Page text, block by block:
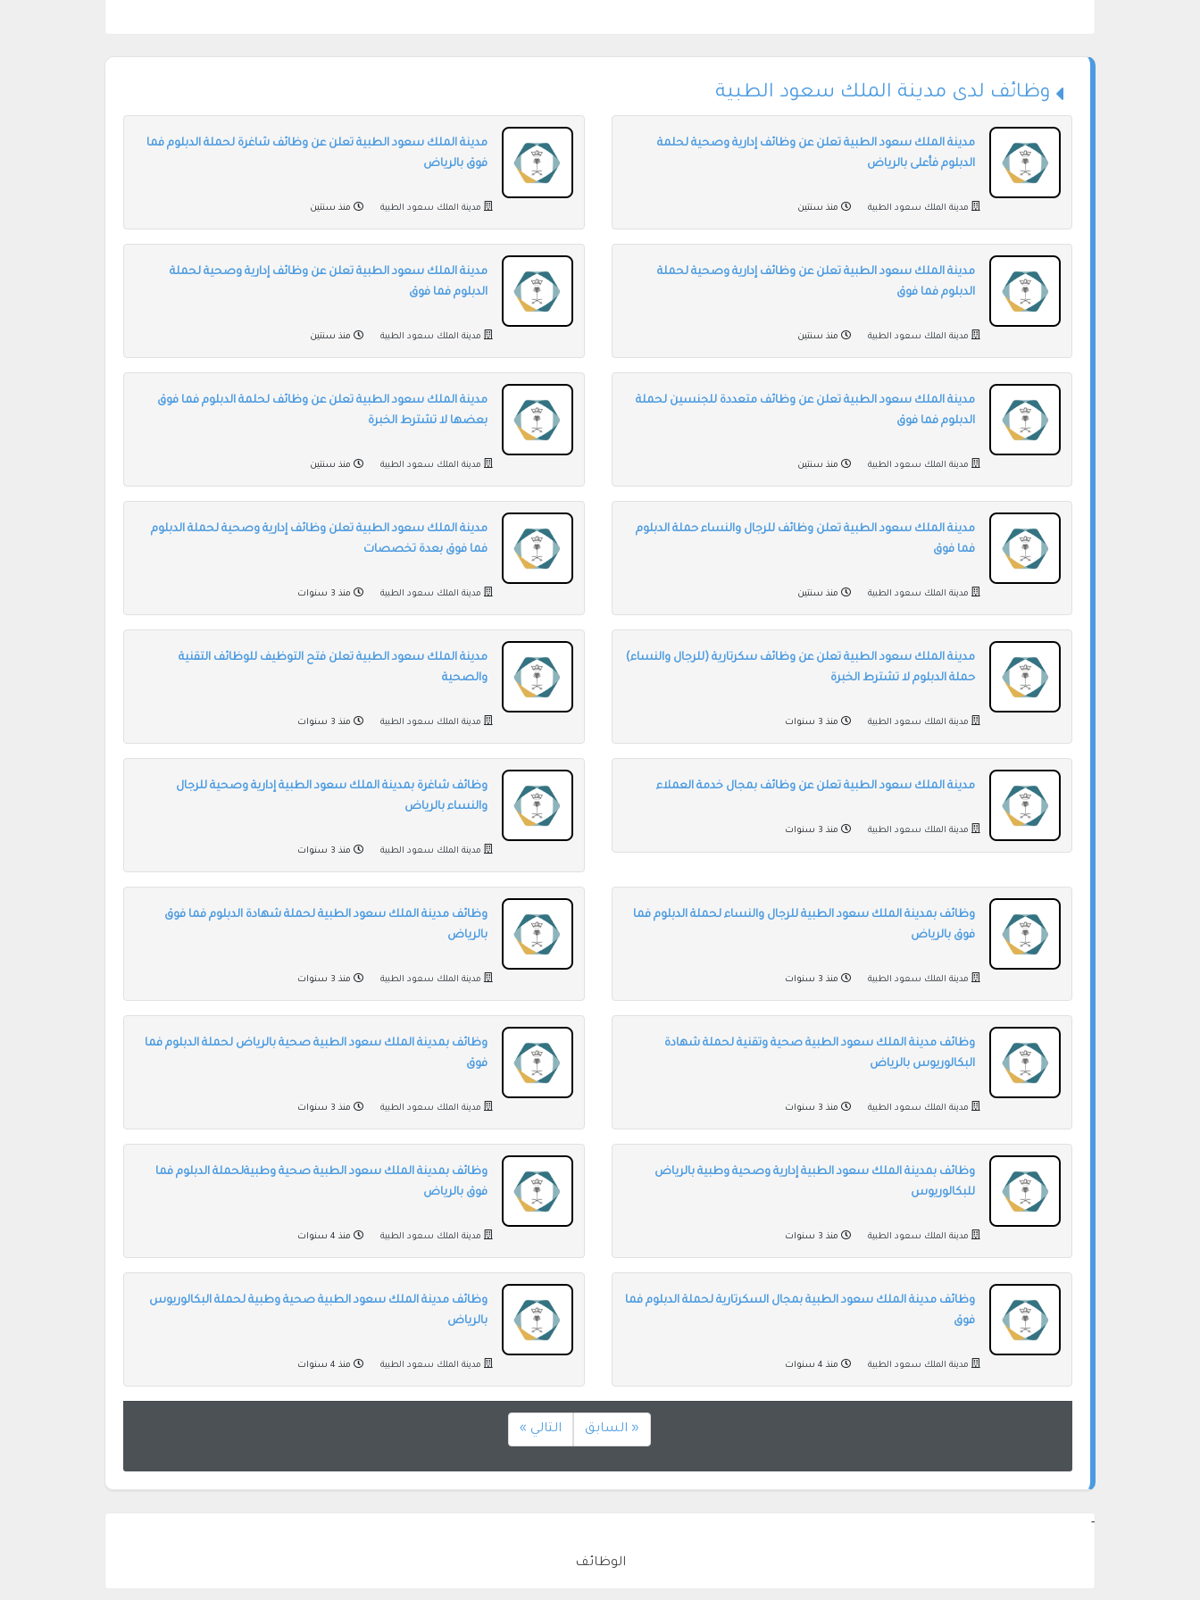
وظائف لدى مدينة الملك سعود الطبية
مدينة الملك سعود الطبية تعلن عن وظائف إدارية وصحية لحلمة
الدبلوم فأعلى بالرياض
مدينة الملك سعود الطبية منذ سنتين
مدينة الملك سعود الطبية تعلن عن وظائف شاغرة لحملة الدبلوم فما
فوق بالرياض
مدينة الملك سعود الطبية منذ سنتين
مدينة الملك سعود الطبية تعلن عن وظائف إدارية وصحية لحملة
الدبلوم فما فوق
مدينة الملك سعود الطبية منذ سنتين
مدينة الملك سعود الطبية تعلن عن وظائف إدارية وصحية لحملة
الدبلوم فما فوق
مدينة الملك سعود الطبية منذ سنتين
مدينة الملك سعود الطبية تعلن عن وظائف متعددة للجنسين لحملة
الدبلوم فما فوق
مدينة الملك سعود الطبية منذ سنتين
مدينة الملك سعود الطبية تعلن عن وظائف لحلمة الدبلوم فما فوق
بعضها لا تشترط الخبرة
مدينة الملك سعود الطبية منذ سنتين
مدينة الملك سعود الطبية تعلن وظائف للرجال والنساء حملة الدبلوم
فما فوق
مدينة الملك سعود الطبية منذ سنتين
مدينة الملك سعود الطبية تعلن وظائف إدارية وصحية لحملة الدبلوم
فما فوق بعدة تخصصات
مدينة الملك سعود الطبية منذ 3 سنوات
مدينة الملك سعود الطبية تعلن عن وظائف سكرتارية (للرجال والنساء)
حملة الدبلوم لا تشترط الخبرة
مدينة الملك سعود الطبية منذ 3 سنوات
مدينة الملك سعود الطبية تعلن فتح التوظيف للوظائف التقنية
والصحية
مدينة الملك سعود الطبية منذ 3 سنوات
مدينة الملك سعود الطبية تعلن عن وظائف بمجال خدمة العملاء
مدينة الملك سعود الطبية منذ 3 سنوات
وظائف شاغرة بمدينة الملك سعود الطبية إدارية وصحية للرجال
والنساء بالرياض
مدينة الملك سعود الطبية منذ 3 سنوات
وظائف بمدينة الملك سعود الطبية للرجال والنساء لحملة الدبلوم فما
فوق بالرياض
مدينة الملك سعود الطبية منذ 3 سنوات
وظائف مدينة الملك سعود الطبية لحملة شهادة الدبلوم فما فوق
بالرياض
مدينة الملك سعود الطبية منذ 3 سنوات
وظائف مدينة الملك سعود الطبية صحية وتقنية لحملة شهادة
البكالوريوس بالرياض
مدينة الملك سعود الطبية منذ 3 سنوات
وظائف بمدينة الملك سعود الطبية صحية بالرياض لحملة الدبلوم فما
فوق
مدينة الملك سعود الطبية منذ 3 سنوات
وظائف بمدينة الملك سعود الطبية إدارية وصحية وطبية بالرياض
للبكالوريوس
مدينة الملك سعود الطبية منذ 3 سنوات
وظائف بمدينة الملك سعود الطبية صحية وطبيةلحملة الدبلوم فما
فوق بالرياض
مدينة الملك سعود الطبية منذ 4 سنوات
وظائف مدينة الملك سعود الطبية بمجال السكرتارية لحملة الدبلوم فما
فوق
مدينة الملك سعود الطبية منذ 4 سنوات
وظائف مدينة الملك سعود الطبية صحية وطبية لحملة البكالوريوس
بالرياض
مدينة الملك سعود الطبية منذ 4 سنوات
« السابق التالي »
-
الوظائف